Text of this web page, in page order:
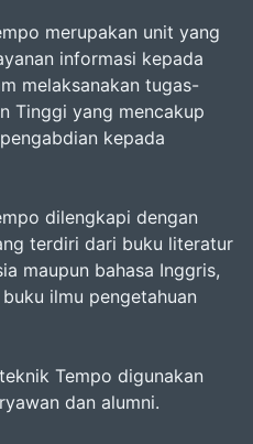
merupakan unit yang
informasi kepada
melaksanakan tugas-
Tinggi yang mencakup
kepada
dilengkapi dengan
terdiri dari buku literatur
maupun bahasa Inggris,
ilmu pengetahuan
Tempo digunakan
dan alumni.